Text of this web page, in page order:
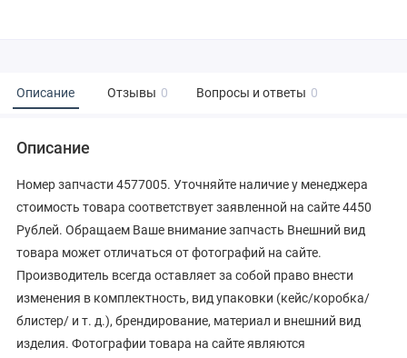
Описание Отзывы 0 Вопросы и ответы 0
Описание
Номер запчасти 4577005. Уточняйте наличие у менеджера
стоимость товара соответствует заявленной на сайте 4450
Рублей. Обращаем Ваше внимание запчасть Внешний вид
товара может отличаться от фотографий на сайте.
Производитель всегда оставляет за собой право внести
изменения в комплектность, вид упаковки (кейс/коробка/
блистер/ и т. д.), брендирование, материал и внешний вид
изделия. Фотографии товара на сайте являются